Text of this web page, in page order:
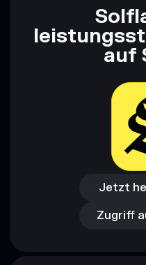
auf
Jetzt
Jetzt
Zugriff
Zugriff